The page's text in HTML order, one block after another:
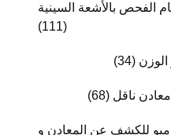
الفحص بالأشعة السينية
(111)
الوزن (34)
ناقل (68)
للكشف عن المعادن و